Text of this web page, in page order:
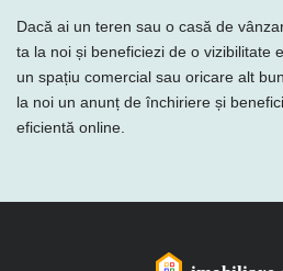
Dacă ai un teren sau o casă de
ta la noi și beneficiezi de o vizibilitate
un spațiu comercial sau oricare alt
la noi un anunț de închiriere și
eficientă online.